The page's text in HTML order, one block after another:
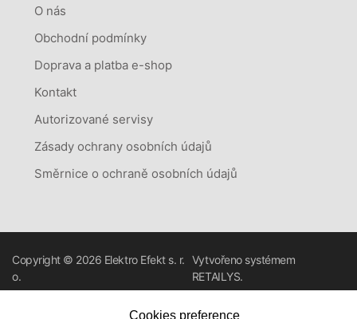
O nás
Obchodní podmínky
Doprava a platba e-shop
Kontakt
Autorizované servisy
Zásady ochrany osobních údajů
Směrnice o ochraně osobních údajů
Copyright © 2026 Elektro Efekt s. r.
o.
Vytvořeno systémem
RETAILYS.
Cookies preference